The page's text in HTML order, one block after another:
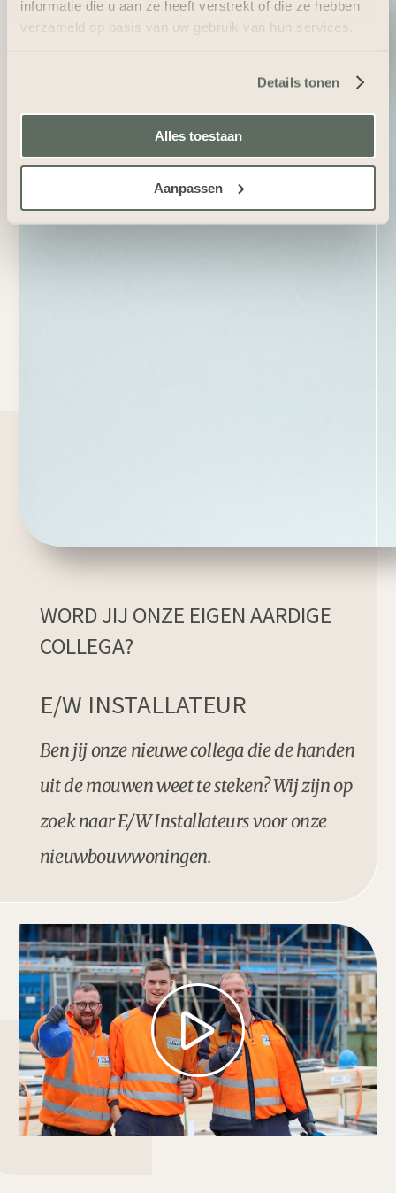
informatie die u aan ze heeft verstrekt of die ze hebben
verzameld op basis van uw gebruik van hun services.
Details tonen
Alles toestaan
Aanpassen
WORD JIJ ONZE EIGEN AARDIGE
COLLEGA?
E/W INSTALLATEUR
Ben jij onze nieuwe collega die de handen
uit de mouwen weet te steken? Wij zijn op
zoek naar E/W Installateurs voor onze
nieuwbouwwoningen.